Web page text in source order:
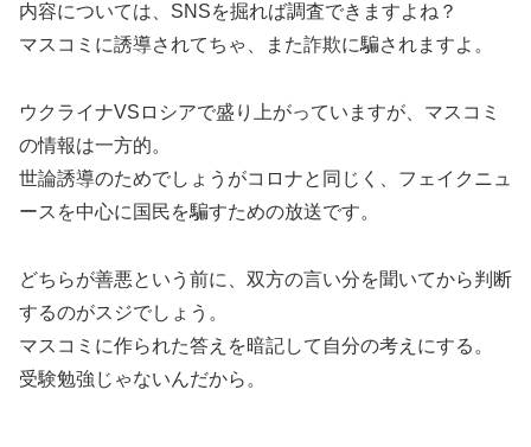
内容については、SNSを掘れば調査できますよね？
マスコミに誘導されてちゃ、また詐欺に騙されますよ。
ウクライナVSロシアで盛り上がっていますが、マスコミ
の情報は一方的。
世論誘導のためでしょうがコロナと同じく、フェイクニュ
ースを中心に国民を騙すための放送です。
どちらが善悪という前に、双方の言い分を聞いてから判断
するのがスジでしょう。
マスコミに作られた答えを暗記して自分の考えにする。
受験勉強じゃないんだから。